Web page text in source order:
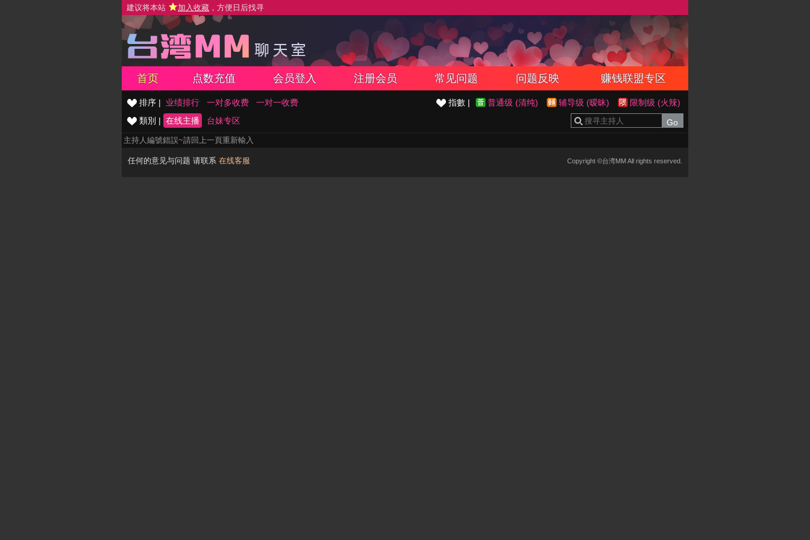
建议将本站 加入收藏 ，方便日后找寻
首页 点数充值 会员登入 注册会员 常见问题 问题反映 赚钱联盟专区
排序 | 业绩排行 一对多收费 一对一收费 指數 | 普通级 (清纯) 辅导级 (暧昧)
限制级 (火辣)
類別 | 在线主播 台妹专区
主持人編號錯誤~請回上一頁重新輸入
任何的意见与问题 请联系 在线客服 Copyright ©台湾MM All rights reserved.